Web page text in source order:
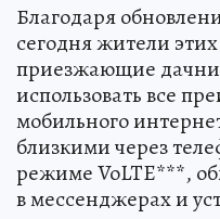
Благодаря
сегодня жители
приезжающие
использовать все
мобильного
близкими через
режиме VoLTE***,
в мессенджерах и